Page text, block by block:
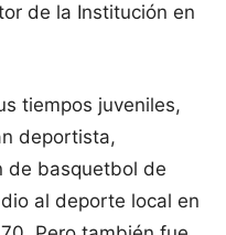
de la Institución en
tiempos juveniles,
deportista,
de basquetbol de
al deporte local en